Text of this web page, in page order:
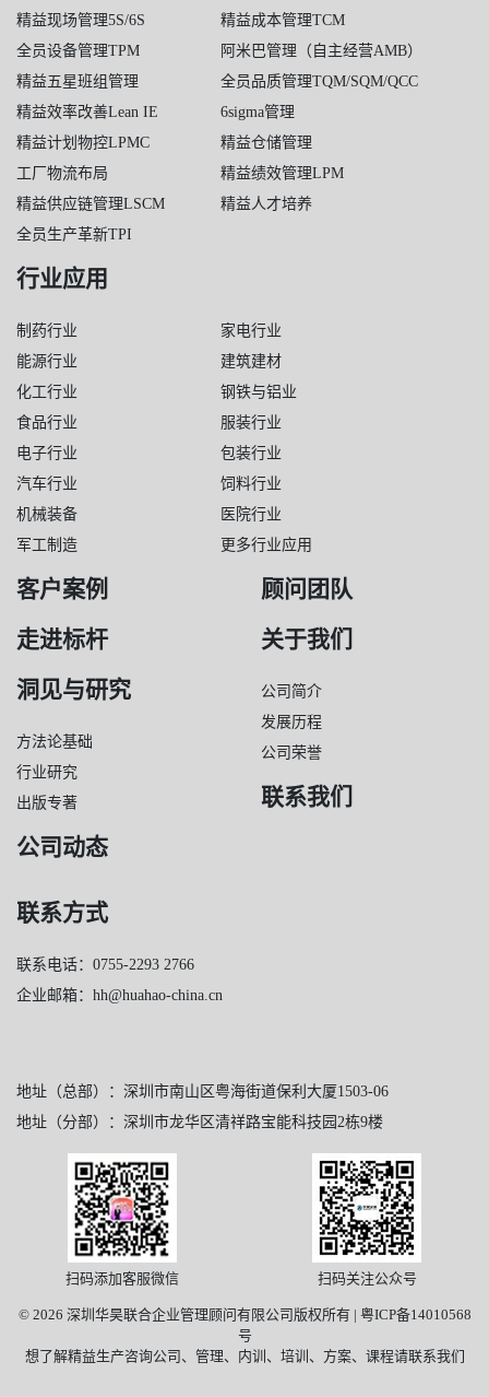
精益现场管理5S/6S
全员设备管理TPM
精益五星班组管理
精益效率改善Lean IE
精益计划物控LPMC
工厂物流布局
精益供应链管理LSCM
全员生产革新TPI
精益成本管理TCM
阿米巴管理（自主经营AMB）
全员品质管理TQM/SQM/QCC
6sigma管理
精益仓储管理
精益绩效管理LPM
精益人才培养
行业应用
制药行业
能源行业
化工行业
食品行业
电子行业
汽车行业
机械装备
军工制造
家电行业
建筑建材
钢铁与铝业
服装行业
包装行业
饲料行业
医院行业
更多行业应用
客户案例
走进标杆
洞见与研究
方法论基础
行业研究
出版专著
公司动态
顾问团队
关于我们
公司简介
发展历程
公司荣誉
联系我们
联系方式
联系电话：0755-2293 2766
企业邮箱：hh@huahao-china.cn
地址（总部）：深圳市南山区粤海街道保利大厦1503-06
地址（分部）：深圳市龙华区清祥路宝能科技园2栋9楼
扫码添加客服微信 扫码关注公众号
© 2026 深圳华昊联合企业管理顾问有限公司版权所有 | 粤ICP备14010568
号
想了解精益生产咨询公司、管理、内训、培训、方案、课程请联系我们